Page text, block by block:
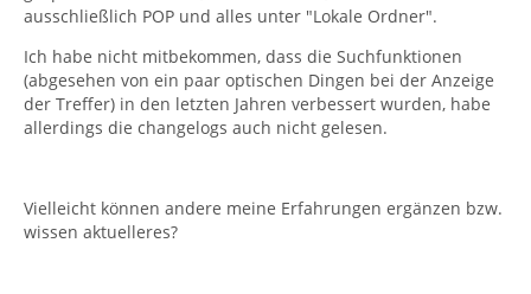
ausschließlich POP und alles unter "Lokale Ordner".
Ich habe nicht mitbekommen, dass die Suchfunktionen
(abgesehen von ein paar optischen Dingen bei der Anzeige
der Treffer) in den letzten Jahren verbessert wurden, habe
allerdings die changelogs auch nicht gelesen.
Vielleicht können andere meine Erfahrungen ergänzen bzw.
wissen aktuelleres?